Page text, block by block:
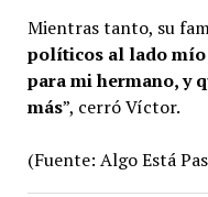
Mientras tanto, su
políticos al lado
para mi hermano, y
más”, cerró Víctor.
(Fuente: Algo Está